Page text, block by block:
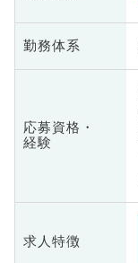
勤務体系
応募資格・
経験
求人特徴